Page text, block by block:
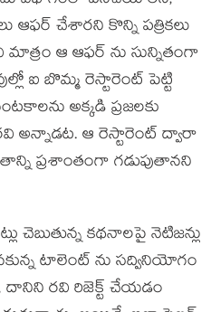
ఆఫర్ చేశారని కొన్ని పత్రికలు
ఆ ఆఫర్ ను సున్నితంగా
ఐ బొమ్మ రెస్టారెంట్ పెట్టి
అక్కడి ప్రజలకు
అన్నాడట. ఆ రెస్టారెంట్ ద్వారా
ప్రశాంతంగా గడుపుతానని
చెబుతున్న కథనాలపై నెటిజన్లు
టాలెంట్ ను సద్వినియోగం
దానిని రవి రిజెక్ట్ చేయడం